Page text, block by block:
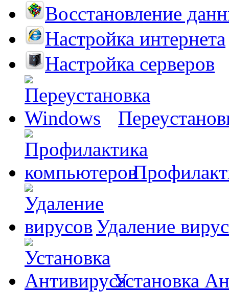
Восстановление
Настройка интернета
Настройка серверов
Удаление
Установка